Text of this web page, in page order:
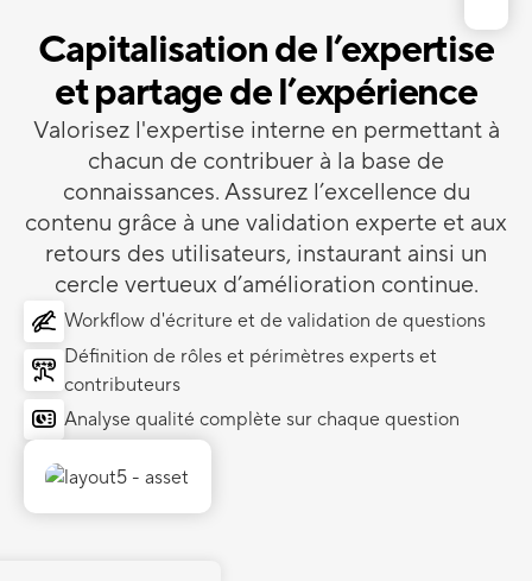
Capitalisation de l’expertise
et partage de l’expérience
Valorisez l'expertise interne en permettant à
chacun de contribuer à la base de
connaissances. Assurez l’excellence du
contenu grâce à une validation experte et aux
retours des utilisateurs, instaurant ainsi un
cercle vertueux d’amélioration continue.
Workflow d'écriture et de validation de questions
Définition de rôles et périmètres experts et
contributeurs
Analyse qualité complète sur chaque question